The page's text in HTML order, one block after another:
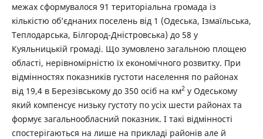
межах сформувалося 91 територіальна громада із
кількістю об’єднаних поселень від 1 (Одеська, Ізмаїльська,
Теплодарська, Білгород-Дністровська) до 58 у
Куяльницькій громаді. Що зумовлено загальною площею
області, нерівномірністю їх економічного розвитку. При
відмінностях показників густоти населення по районах
від 19,4 в Березівському до 350 осіб на км2у Одеському
який компенсує низьку густоту по усіх шести районах та
формує загальнообласний показник. І такі відмінності
спостерігаються на лише на прикладі районів але й